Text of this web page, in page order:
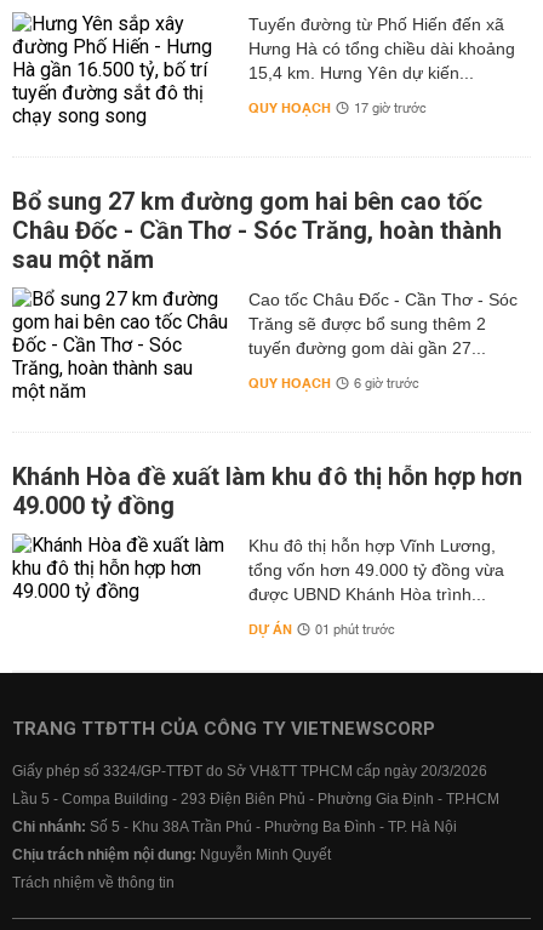
Tuyến đường từ Phố Hiến đến xã
Hưng Hà có tổng chiều dài khoảng
15,4 km. Hưng Yên dự kiến...
QUY HOẠCH 17 giờ trước
Bổ sung 27 km đường gom hai bên cao tốc
Châu Đốc - Cần Thơ - Sóc Trăng, hoàn thành
sau một năm
Cao tốc Châu Đốc - Cần Thơ - Sóc
Trăng sẽ được bổ sung thêm 2
tuyến đường gom dài gần 27...
QUY HOẠCH 6 giờ trước
Khánh Hòa đề xuất làm khu đô thị hỗn hợp hơn
49.000 tỷ đồng
Khu đô thị hỗn hợp Vĩnh Lương,
tổng vốn hơn 49.000 tỷ đồng vừa
được UBND Khánh Hòa trình...
DỰ ÁN 01 phút trước
TRANG TTĐTTH CỦA CÔNG TY VIETNEWSCORP
Giấy phép số 3324/GP-TTĐT do Sở VH&TT TPHCM cấp ngày 20/3/2026
Lầu 5 - Compa Building - 293 Điện Biên Phủ - Phường Gia Định - TP.HCM
Chi nhánh: Số 5 - Khu 38A Trần Phú - Phường Ba Đình - TP. Hà Nội
Chịu trách nhiệm nội dung: Nguyễn Minh Quyết
Trách nhiệm về thông tin